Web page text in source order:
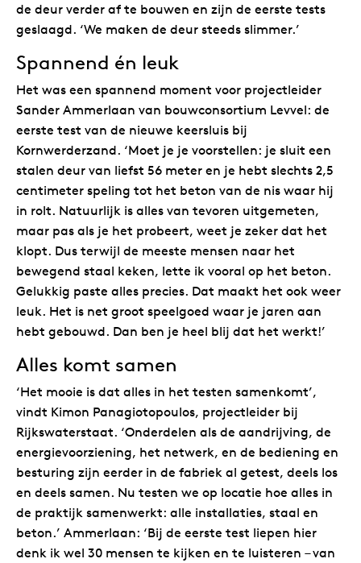
de deur verder af te bouwen en zijn de eerste tests
geslaagd. ‘We maken de deur steeds slimmer.’
Spannend én leuk
Het was een spannend moment voor projectleider
Sander Ammerlaan van bouwconsortium Levvel: de
eerste test van de nieuwe keersluis bij
Kornwerderzand. ‘Moet je je voorstellen: je sluit een
stalen deur van liefst 56 meter en je hebt slechts 2,5
centimeter speling tot het beton van de nis waar hij
in rolt. Natuurlijk is alles van tevoren uitgemeten,
maar pas als je het probeert, weet je zeker dat het
klopt. Dus terwijl de meeste mensen naar het
bewegend staal keken, lette ik vooral op het beton.
Gelukkig paste alles precies. Dat maakt het ook weer
leuk. Het is net groot speelgoed waar je jaren aan
hebt gebouwd. Dan ben je heel blij dat het werkt!’
Alles komt samen
‘Het mooie is dat alles in het testen samenkomt’,
vindt Kimon Panagiotopoulos, projectleider bij
Rijkswaterstaat. ‘Onderdelen als de aandrijving, de
energievoorziening, het netwerk, en de bediening en
besturing zijn eerder in de fabriek al getest, deels los
en deels samen. Nu testen we op locatie hoe alles in
de praktijk samenwerkt: alle installaties, staal en
beton.’ Ammerlaan: ‘Bij de eerste test liepen hier
denk ik wel 30 mensen te kijken en te luisteren – van